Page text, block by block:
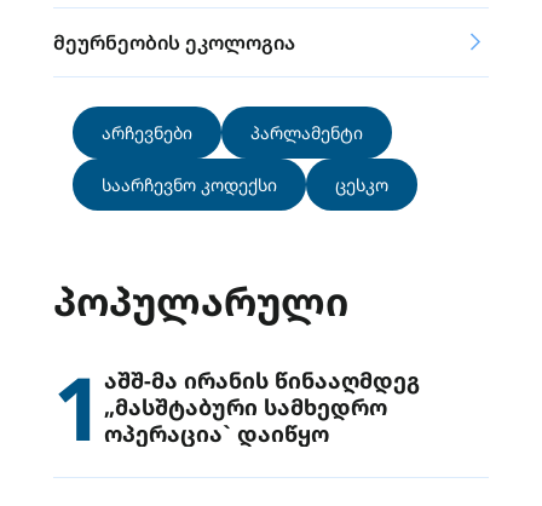
მეურნეობის ეკოლოგია
არჩევნები პარლამენტი
საარჩევნო კოდექსი ცესკო
ᲞᲝᲞᲣᲚᲐᲠᲣᲚᲘ
1 აშშ-მა ირანის წინააღმდეგ
„მასშტაბური სამხედრო
ოპერაცია` დაიწყო